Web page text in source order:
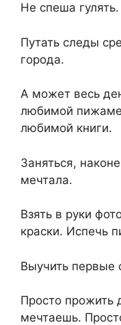
Не спеша гулять.
Путать следы
города.
А может весь
любимой
любимой книги.
Заняться,
мечтала.
Взять в руки
краски. Испечь
Выучить первые
Просто прожить
мечтаешь.